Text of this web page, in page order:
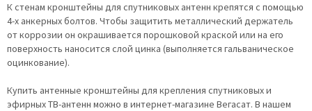
К стенам кронштейны для спутниковых антенн крепятся с помощью
4-х анкерных болтов. Чтобы защитить металлический держатель
от коррозии он окрашивается порошковой краской или на его
поверхность наносится слой цинка (выполняется гальваническое
оцинкование).
Купить антенные кронштейны для крепления спутниковых и
эфирных ТВ-антенн можно в интернет-магазине Вегасат. В нашем